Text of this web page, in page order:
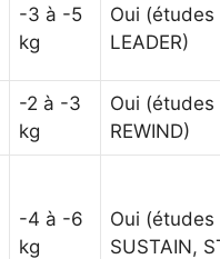
-3 à -5
kg
Oui (études
LEADER)
-2 à -3
kg
Oui (études
REWIND)
-4 à -6
kg
Oui (études
SUSTAIN,